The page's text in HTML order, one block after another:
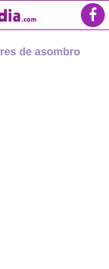
de asombro